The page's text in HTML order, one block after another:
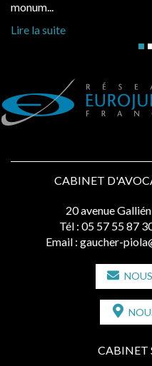
CABINET
20 avenue
Tél : 05 57 55 87
Email : gaucher-
CABINET